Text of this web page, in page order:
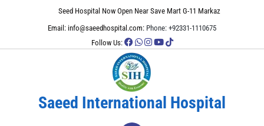
Seed Hospital Now Open Near Save Mart G-11 Markaz
Email: info@saeedhospital.com: Phone: +92331-1110675
Follow Us:
Saeed International Hospital